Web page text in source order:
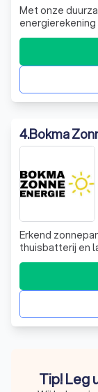
Met onze
voor
4.Bokma
Erkend
thuisbatterij en laadpalen
gekwalificeerde
Tip! Leg